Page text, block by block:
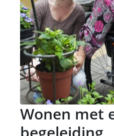
Wonen met